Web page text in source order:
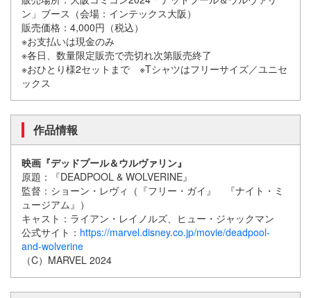
ン」ブース（会場：インテックス大阪）
販売価格：4,000円（税込）
※お支払いは現金のみ
※各日、数量限定販売で売切れ次第販売終了
※おひとり様2セットまで ※Tシャツはフリーサイズ／ユニセ
ックス
作品情報
映画『デッドプール＆ウルヴァリン』
原題：『DEADPOOL & WOLVERINE』
監督：ショーン・レヴィ（『フリー・ガイ』 『ナイト・ミ
ュージアム』）
キャスト：ライアン・レイノルズ、ヒュー・ジャックマン
公式サイト： https://marvel.disney.co.jp/movie/deadpool-
and-wolverine
（C）MARVEL 2024